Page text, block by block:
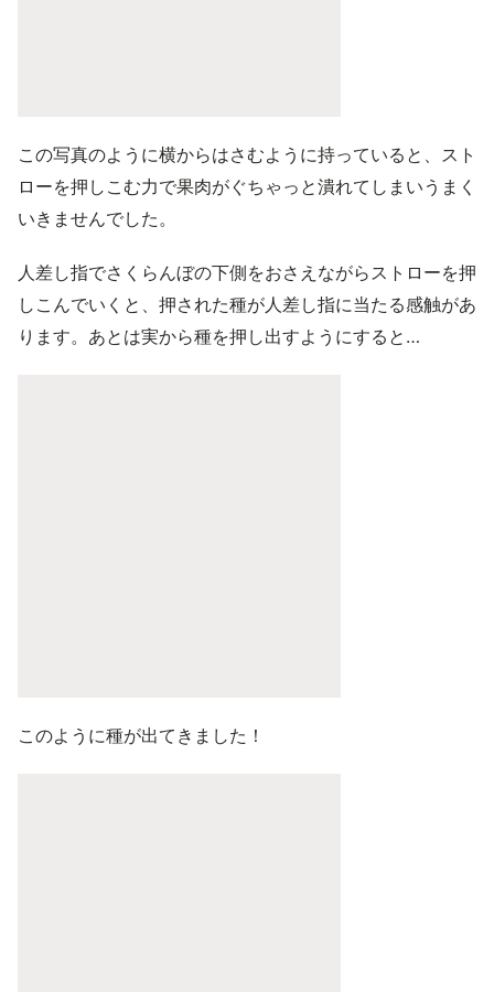
この写真のように横からはさむように持っていると、スト
ローを押しこむ力で果肉がぐちゃっと潰れてしまいうまく
いきませんでした。
人差し指でさくらんぼの下側をおさえながらストローを押
しこんでいくと、押された種が人差し指に当たる感触があ
ります。あとは実から種を押し出すようにすると…
このように種が出てきました！